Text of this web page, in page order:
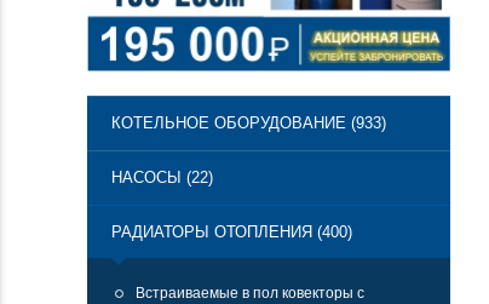
КОТЕЛЬНОЕ ОБОРУДОВАНИЕ (933)
НАСОСЫ (22)
РАДИАТОРЫ ОТОПЛЕНИЯ (400)
Встраиваемые в пол ковекторы с